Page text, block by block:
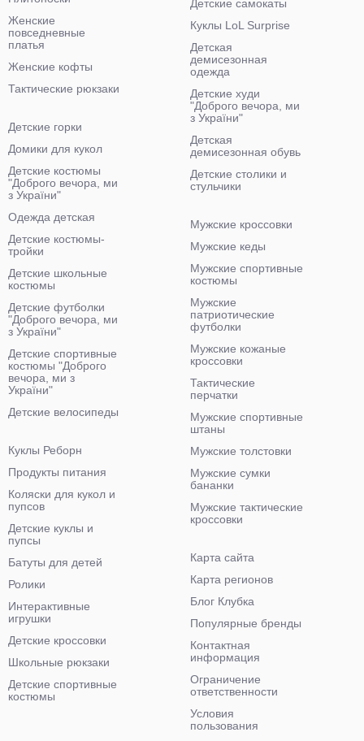
Женские
повседневные
платья
Женские кофты
Тактические рюкзаки
Детские самокаты
Куклы LoL Surprise
Детская
демисезонная
одежда
Детские худи
"Доброго вечора, ми
з України"
Детская
демисезонная обувь
Детские столики и
стульчики
Детские горки
Домики для кукол
Детские костюмы
"Доброго вечора, ми
з України"
Одежда детская
Детские костюмы-
тройки
Детские школьные
костюмы
Детские футболки
"Доброго вечора, ми
з України"
Детские спортивные
костюмы "Доброго
вечора, ми з
України"
Детские велосипеды
Мужские кроссовки
Мужские кеды
Мужские спортивные
костюмы
Мужские
патриотические
футболки
Мужские кожаные
кроссовки
Тактические
перчатки
Мужские спортивные
штаны
Мужские толстовки
Мужские сумки
бананки
Мужские тактические
кроссовки
Куклы Реборн
Продукты питания
Коляски для кукол и
пупсов
Детские куклы и
пупсы
Батуты для детей
Ролики
Интерактивные
игрушки
Детские кроссовки
Школьные рюкзаки
Детские спортивные
костюмы
Карта сайта
Карта регионов
Блог Клубка
Популярные бренды
Контактная
информация
Ограничение
ответственности
Условия
пользования